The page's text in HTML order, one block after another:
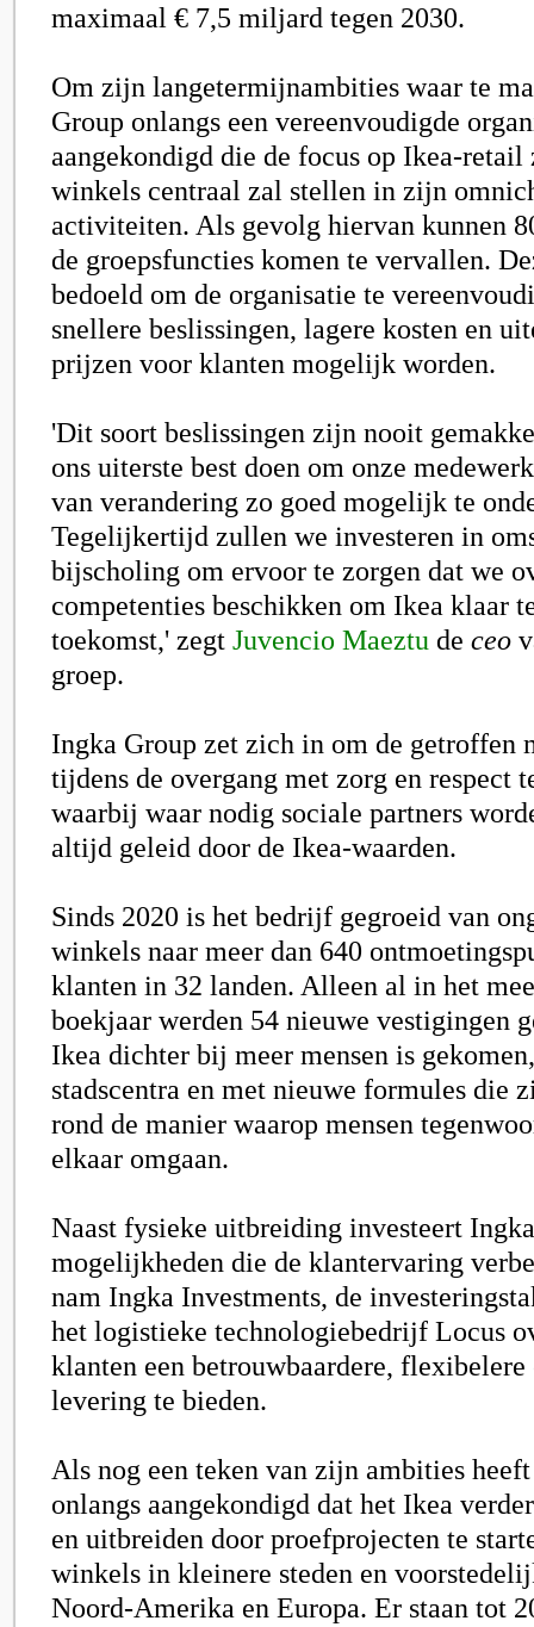
maximaal € 7,5 miljard tegen 2030.
Om zijn langetermijnambities waar te
Group onlangs een vereenvoudigde
aangekondigd die de focus op Ikea-retail
winkels centraal zal stellen in zijn
activiteiten. Als gevolg hiervan kunnen
de groepsfuncties komen te vervallen.
bedoeld om de organisatie te
snellere beslissingen, lagere kosten en
prijzen voor klanten mogelijk worden.
'Dit soort beslissingen zijn nooit
ons uiterste best doen om onze
van verandering zo goed mogelijk te
Tegelijkertijd zullen we investeren in
bijscholing om ervoor te zorgen dat we
competenties beschikken om Ikea klaar
toekomst,' zegt Juvencio Maeztu de ceo
groep.
Ingka Group zet zich in om de getroffen
tijdens de overgang met zorg en respect
waarbij waar nodig sociale partners
altijd geleid door de Ikea-waarden.
Sinds 2020 is het bedrijf gegroeid van
winkels naar meer dan 640
klanten in 32 landen. Alleen al in het
boekjaar werden 54 nieuwe vestigingen
Ikea dichter bij meer mensen is
stadscentra en met nieuwe formules die
rond de manier waarop mensen
elkaar omgaan.
Naast fysieke uitbreiding investeert
mogelijkheden die de klantervaring
nam Ingka Investments, de
het logistieke technologiebedrijf Locus
klanten een betrouwbaardere, flexibelere
levering te bieden.
Als nog een teken van zijn ambities
onlangs aangekondigd dat het Ikea
en uitbreiden door proefprojecten te
winkels in kleinere steden en
Noord-Amerika en Europa. Er staan tot